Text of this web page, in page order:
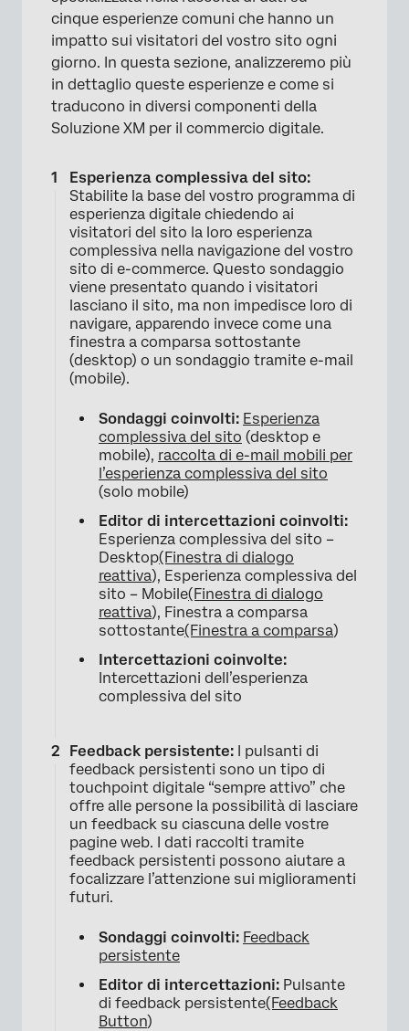
cinque esperienze comuni che hanno un
impatto sui visitatori del vostro sito ogni
giorno. In questa sezione, analizzeremo più
in dettaglio queste esperienze e come si
traducono in diversi componenti della
Soluzione XM per il commercio digitale.
Esperienza complessiva del sito:
Stabilite la base del vostro programma di
esperienza digitale chiedendo ai
visitatori del sito la loro esperienza
complessiva nella navigazione del vostro
sito di e-commerce. Questo sondaggio
viene presentato quando i visitatori
lasciano il sito, ma non impedisce loro di
navigare, apparendo invece come una
finestra a comparsa sottostante
(desktop) o un sondaggio tramite e-mail
(mobile).
Sondaggi coinvolti: Esperienza
complessiva del sito (desktop e
mobile), raccolta di e-mail mobili per
l’esperienza complessiva del sito
(solo mobile)
Editor di intercettazioni coinvolti:
Esperienza complessiva del sito –
Desktop(Finestra di dialogo
reattiva), Esperienza complessiva del
sito – Mobile(Finestra di dialogo
reattiva), Finestra a comparsa
sottostante(Finestra a comparsa)
Intercettazioni coinvolte:
Intercettazioni dell’esperienza
complessiva del sito
Feedback persistente: I pulsanti di
feedback persistenti sono un tipo di
touchpoint digitale “sempre attivo” che
offre alle persone la possibilità di lasciare
un feedback su ciascuna delle vostre
pagine web. I dati raccolti tramite
feedback persistenti possono aiutare a
focalizzare l’attenzione sui miglioramenti
futuri.
Sondaggi coinvolti: Feedback
persistente
Editor di intercettazioni: Pulsante
di feedback persistente(Feedback
Button)